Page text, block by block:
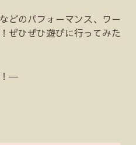
どのパフォーマンス、ワー
ぜひぜひ遊びに行ってみた
！―